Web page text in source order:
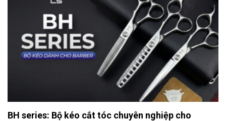
BH series: Bộ kéo cắt tóc chuyên nghiệp cho